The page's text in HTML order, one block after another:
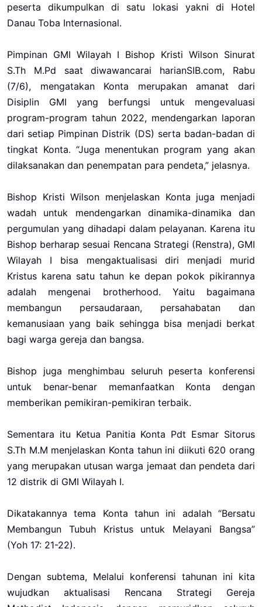
peserta dikumpulkan di satu lokasi yakni di Hotel
Danau Toba Internasional.
Pimpinan GMI Wilayah I Bishop Kristi Wilson Sinurat
S.Th M.Pd saat diwawancarai harianSIB.com, Rabu
(7/6), mengatakan Konta merupakan amanat dari
Disiplin GMI yang berfungsi untuk mengevaluasi
program-program tahun 2022, mendengarkan laporan
dari setiap Pimpinan Distrik (DS) serta badan-badan di
tingkat Konta. “Juga menentukan program yang akan
dilaksanakan dan penempatan para pendeta,” jelasnya.
Bishop Kristi Wilson menjelaskan Konta juga menjadi
wadah untuk mendengarkan dinamika-dinamika dan
pergumulan yang dihadapi dalam pelayanan. Karena itu
Bishop berharap sesuai Rencana Strategi (Renstra), GMI
Wilayah I bisa mengaktualisasi diri menjadi murid
Kristus karena satu tahun ke depan pokok pikirannya
adalah mengenai brotherhood. Yaitu bagaimana
membangun persaudaraan, persahabatan dan
kemanusiaan yang baik sehingga bisa menjadi berkat
bagi warga gereja dan bangsa.
Bishop juga menghimbau seluruh peserta konferensi
untuk benar-benar memanfaatkan Konta dengan
memberikan pemikiran-pemikiran terbaik.
Sementara itu Ketua Panitia Konta Pdt Esmar Sitorus
S.Th M.M menjelaskan Konta tahun ini diikuti 620 orang
yang merupakan utusan warga jemaat dan pendeta dari
12 distrik di GMI Wilayah I.
Dikatakannya tema Konta tahun ini adalah “Bersatu
Membangun Tubuh Kristus untuk Melayani Bangsa”
(Yoh 17: 21-22).
Dengan subtema, Melalui konferensi tahunan ini kita
wujudkan aktualisasi Rencana Strategi Gereja